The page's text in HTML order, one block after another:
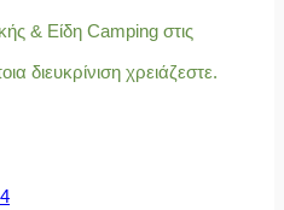
& Είδη Camping στις
διευκρίνιση χρειάζεστε.